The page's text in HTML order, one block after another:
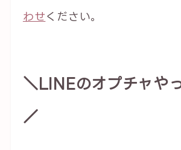
わせ ください。
＼LINEのオプチャや
／